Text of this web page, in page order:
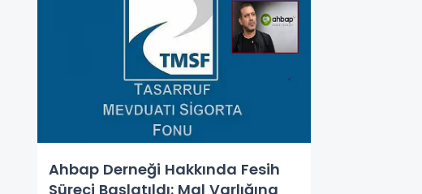
Ahbap Derneği Hakkında Fesih
Süreci Başlatıldı: Mal Varlığına